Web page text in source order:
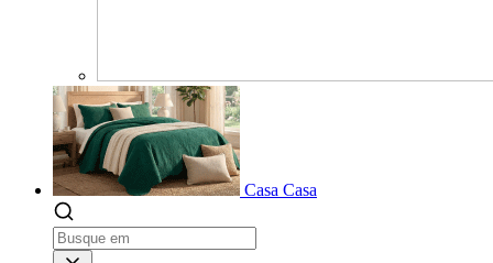
Casa Casa